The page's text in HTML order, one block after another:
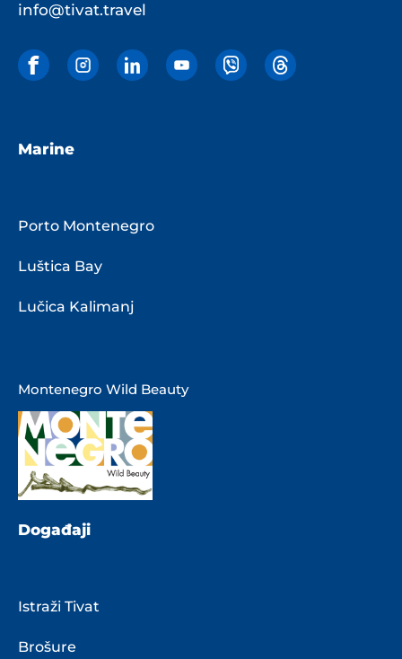
info@tivat.travel
Marine
Porto Montenegro
Luštica Bay
Lučica Kalimanj
Montenegro Wild Beauty
Događaji
Istraži Tivat
Brošure